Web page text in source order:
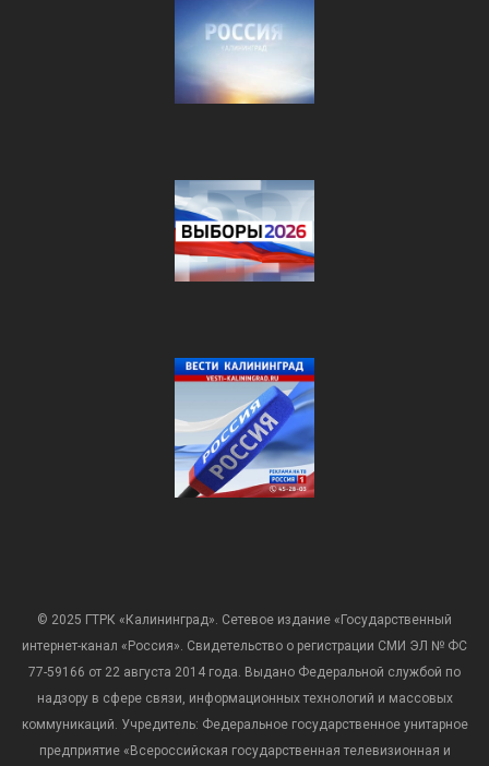
© 2025 ГТРК «Калининград». Сетевое издание «Государственный
интернет-канал «Россия». Свидетельство о регистрации СМИ ЭЛ № ФС
77-59166 от 22 августа 2014 года. Выдано Федеральной службой по
надзору в сфере связи, информационных технологий и массовых
коммуникаций. Учредитель: Федеральное государственное унитарное
предприятие «Всероссийская государственная телевизионная и